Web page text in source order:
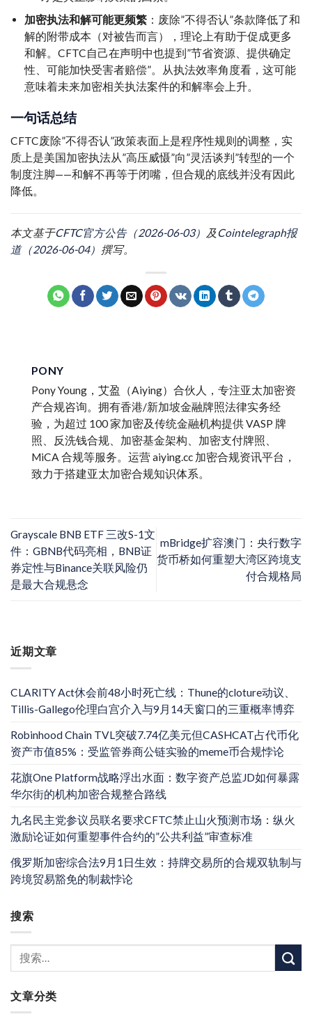
近期文章
CLARITY Act休会前48小时死亡线：Thune的cloture动议、
Tillis-Gallego伦理白宫介入与9月14天窗口的三重概率博弈
Robinhood Chain TVL突破7.74亿美元但CASHCAT占代币化
资产市值85%：受监管券商公链实验的meme币合规悖论
花旗One Platform战略浮出水面：数字资产总监JD如何暴露
华尔街的机构加密合规整合路线
九名民主党参议员联名要求CFTC禁止山火预测市场：纵火
激励论证如何重塑事件合约的”公共利益”审查标准
俄罗斯加密综合法9月1日生效：持牌交易所的合规双轨制与
跨境贸易豁免的制裁悖论
搜索
文章分类
加密执法和解可能更频繁 ：废除”不得否认”条款降低了和
解的附带成本（对被告而言），理论上有助于促成更多
和解。CFTC自己在声明中也提到”节省资源、提供确定
性、可能加快受害者赔偿”。从执法效率角度看，这可能
意味着未来加密相关执法案件的和解率会上升。
一句话总结
CFTC废除”不得否认”政策表面上是程序性规则的调整，实
质上是美国加密执法从”高压威慑”向”灵活谈判”转型的一个
制度注脚——和解不再等于闭嘴，但合规的底线并没有因此
降低。
本文基于CFTC官方公告（2026-06-03） 及Cointelegraph报
道（2026-06-04） 撰写。
PONY
Pony Young，艾盈（Aiying）合伙人，专注亚太加密资
产合规咨询。拥有香港/新加坡金融牌照法律实务经
验，为超过 100 家加密及传统金融机构提供 VASP 牌
照、反洗钱合规、加密基金架构、加密支付牌照、
MiCA 合规等服务。运营 aiying.cc 加密合规资讯平台，
致力于搭建亚太加密合规知识体系。
Grayscale BNB ETF 三改S-1文
件：GBNB代码亮相，BNB证
券定性与Binance关联风险仍
是最大合规悬念
mBridge扩容澳门：央行数字
货币桥如何重塑大湾区跨境支
付合规格局